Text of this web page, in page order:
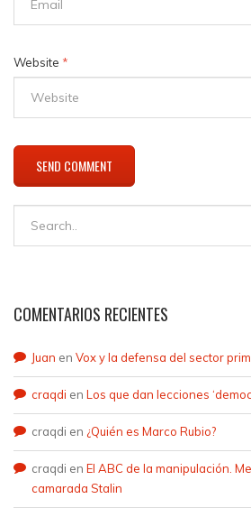
Website *
COMENTARIOS RECIENTES
Juan en Vox y la defensa del sector
craqdi en Los que dan lecciones
craqdi en ¿Quién es Marco Rubio?
craqdi en El ABC de la manipulación.
camarada Stalin